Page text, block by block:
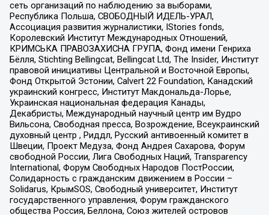
сеть организаций по наблюдению за выборами,
Республика Польша, СВОБОДНЫЙ ИДЕЛЬ-УРАЛ,
Ассоциация развития журналистики, IStories fonds,
Королевский Институт Международных Отношений,
КРИМСЬКА ПРАВОЗАХИСНА ГРУПА, Фонд имени Генриха
Бёлля, Stichting Bellingcat, Bellingcat Ltd, The Insider, Институт
правовой инициативы Центральной и Восточной Европы,
Фонд Открытой Эстонии, Calvert 22 Foundation, Канадский
украинский конгресс, Институт Макдональда-Лорье,
Украинская национальная федерация Канады,
Декабристы, Международный научный центр им Вудро
Вильсона, Свободная пресса, Возрождение, Всеукраинский
духовный центр , Риддл, Русский антивоенный комитет в
Швеции, Проект Медуза, Фонд Андрея Сахарова, Форум
свободной России, Лига Свободных Наций, Transparеncy
International, Форум Свободных Народов ПостРоссии,
Солидарность с гражданским движением в России –
Solidarus, КрымSOS, Свободный университет, Институт
государственного управления, Форум гражданского
общества Россия, Беллона, Союз жителей островов